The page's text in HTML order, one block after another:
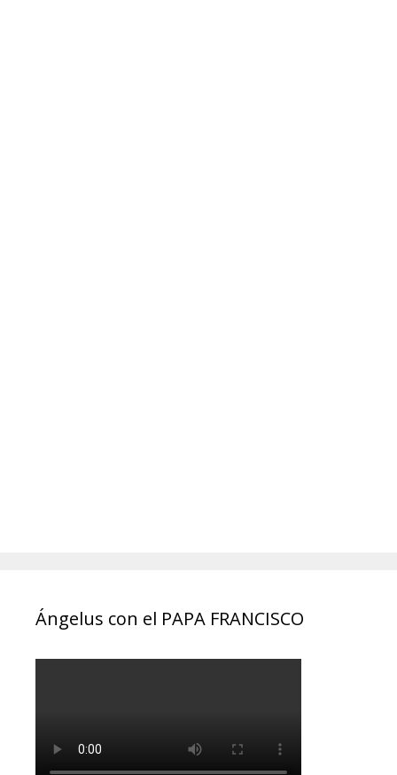
Ángelus con el PAPA FRANCISCO